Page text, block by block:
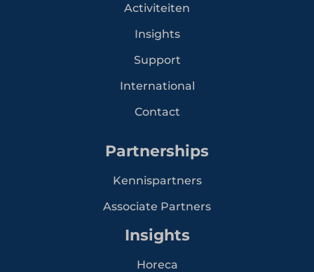
Activiteiten
Insights
Support
International
Contact
Partnerships
Kennispartners
Associate Partners
Insights
Horeca